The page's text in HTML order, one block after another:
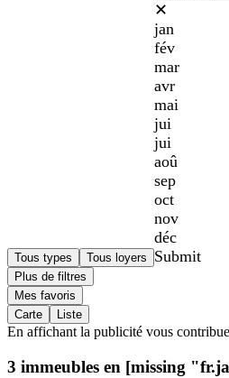
Tous types Tous loyers
✕
jan
fév
mar
avr
mai
jui
jui
aoû
sep
oct
nov
déc
Submit
Plus de filtres
Mes favoris
Carte
Liste
En affichant la publicité vous
3 immeubles en [missing